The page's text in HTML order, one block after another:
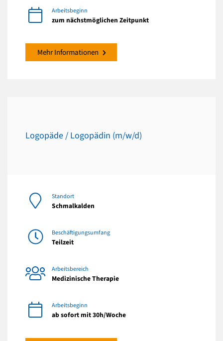
Arbeitsbeginn
zum nächstmöglichen Zeitpunkt
Mehr Informationen
Logopäde / Logopädin (m/w/d)
Standort
Schmalkalden
Beschäftigungsumfang
Teilzeit
Arbeitsbereich
Medizinische Therapie
Arbeitsbeginn
ab sofort mit 30h/Woche